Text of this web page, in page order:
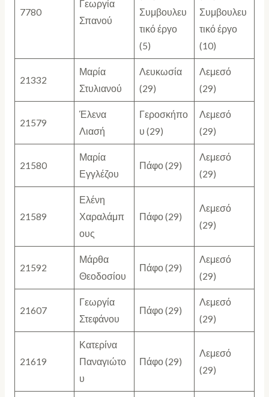
7780
Γεωργία
Σπανού
Συμβουλευ
τικό έργο
(5)
Συμβουλευ
τικό έργο
(10)
21332
Μαρία
Στυλιανού
Λευκωσία
(29)
Λεμεσό
(29)
21579
Έλενα
Λιασή
Γεροσκήπο
υ (29)
Λεμεσό
(29)
21580
Μαρία
Εγγλέζου
Πάφο (29)
Λεμεσό
(29)
21589
Ελένη
Χαραλάμπ
ους
Πάφο (29)
Λεμεσό
(29)
21592
Μάρθα
Θεοδοσίου
Πάφο (29)
Λεμεσό
(29)
21607
Γεωργία
Στεφάνου
Πάφο (29)
Λεμεσό
(29)
21619
Κατερίνα
Παναγιώτο
υ
Πάφο (29)
Λεμεσό
(29)